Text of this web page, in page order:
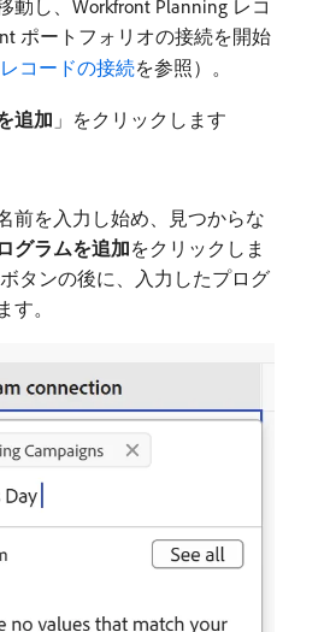
動し、Workfront Planning レコ
ポートフォリオの接続を開始
​ レコードの接続を参照）。
追加 」をクリックします
前を入力し始め、見つからな
グラムを追加​をクリックしま
タンの後に、入力したプログ
す。